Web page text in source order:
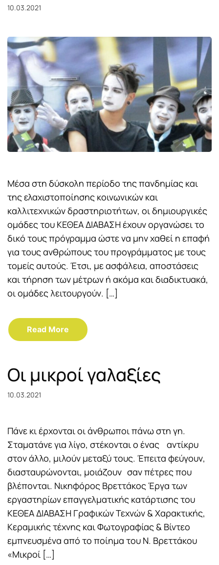
10.03.2021
Μέσα στη δύσκολη περίοδο της πανδημίας και
της ελαχιστοποίησης κοινωνικών και
καλλιτεχνικών δραστηριοτήτων, οι δημιουργικές
ομάδες του ΚΕΘΕΑ ΔΙΑΒΑΣΗ έχουν οργανώσει το
δικό τους πρόγραμμα ώστε να μην χαθεί η επαφή
για τους ανθρώπους του προγράμματος με τους
τομείς αυτούς. Έτσι, με ασφάλεια, αποστάσεις
και τήρηση των μέτρων ή ακόμα και διαδικτυακά,
οι ομάδες λειτουργούν. […]
Read More
Οι μικροί γαλαξίες
10.03.2021
Πάνε κι έρχονται οι άνθρωποι πάνω στη γη.
Σταματάνε για λίγο, στέκονται ο ένας αντίκρυ
στον άλλο, μιλούν μεταξύ τους. Έπειτα φεύγουν,
διασταυρώνονται, μοιάζουν σαν πέτρες που
βλέπονται. Νικηφόρος Βρεττάκος Έργα των
εργαστηρίων επαγγελματικής κατάρτισης του
ΚΕΘΕΑ ΔΙΑΒΑΣΗ Γραφικών Τεχνών & Χαρακτικής,
Κεραμικής τέχνης και Φωτογραφίας & Βίντεο
εμπνευσμένα από το ποίημα του Ν. Βρεττάκου
«Μικροί […]